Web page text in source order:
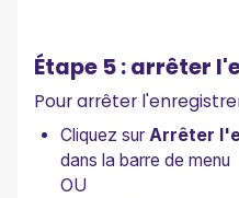
Étape 5 : arrêter
Pour arrêter
Cliquez surArrêter
dans la barre de menu
OU